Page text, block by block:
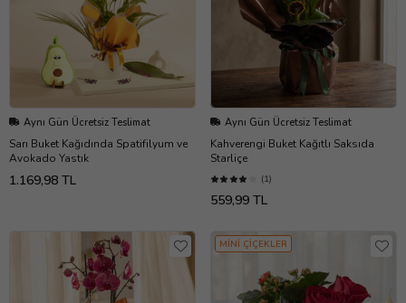
Aynı Gün Ücretsiz Teslimat
Sarı Buket Kağıdında Spatifilyum ve
Avokado Yastık
1.169,98 TL
Aynı Gün Ücretsiz Teslimat
Kahverengi Buket Kağıtlı Saksıda
Starliçe
(1)
559,99 TL
MİNİ ÇİÇEKLER